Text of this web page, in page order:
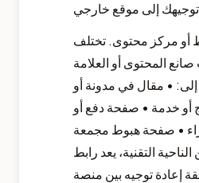
مركز محتوى. تختلف
المحتوى أو العلامة
إلى: • مقال في مدونة أو
أو خدمة • صفحة دفع أو
• صفحة هبوط مجمعة
التقنية، يعد رابط
إعادة توجيه بين منصة